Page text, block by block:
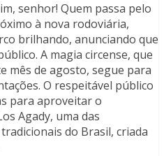
senhor! Quem passa pelo
à nova rodoviária,
brilhando, anunciando que
A magia circense, que
mês de agosto, segue para
O respeitável público
para aproveitar o
Agady, uma das
do Brasil, criada